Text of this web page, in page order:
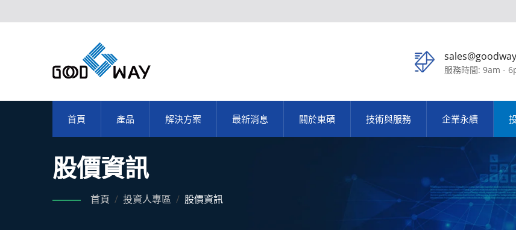
服務時間: 9am -
首頁 產品 解決方案 最新消息 關於東碩 技術與服務 企業永續
股價資訊
首頁 / 投資人專區 / 股價資訊